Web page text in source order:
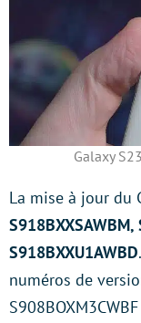
Galaxy
La mise à jour du
S918BXXU1AWBD
numéros de